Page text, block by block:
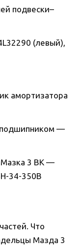
подвески–
(левый),
амортизатора
подшипником —
3 BK —
34-350B
Что
Мазда 3